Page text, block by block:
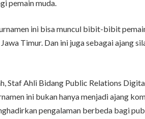
pemain muda.
ini bisa muncul bibit-bibit
Timur. Dan ini juga sebagai ajang
Staf Ahli Bidang Public Relations
ini bukan hanya menjadi ajang
pengalaman berbeda bagi